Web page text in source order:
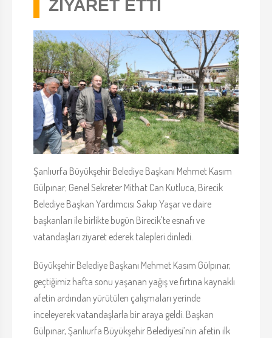
ZİYARET ETTİ
Şanlıurfa Büyükşehir Belediye Başkanı Mehmet Kasım
Gülpınar; Genel Sekreter Mithat Can Kutluca, Birecik
Belediye Başkan Yardımcısı Sakıp Yaşar ve daire
başkanları ile birlikte bugün Birecik'te esnafı ve
vatandaşları ziyaret ederek talepleri dinledi.
Büyükşehir Belediye Başkanı Mehmet Kasım Gülpınar,
geçtiğimiz hafta sonu yaşanan yağış ve fırtına kaynaklı
afetin ardından yürütülen çalışmaları yerinde
inceleyerek vatandaşlarla bir araya geldi. Başkan
Gülpınar, Şanlıurfa Büyükşehir Belediyesi’nin afetin ilk